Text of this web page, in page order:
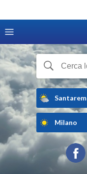
Santarem
Milano